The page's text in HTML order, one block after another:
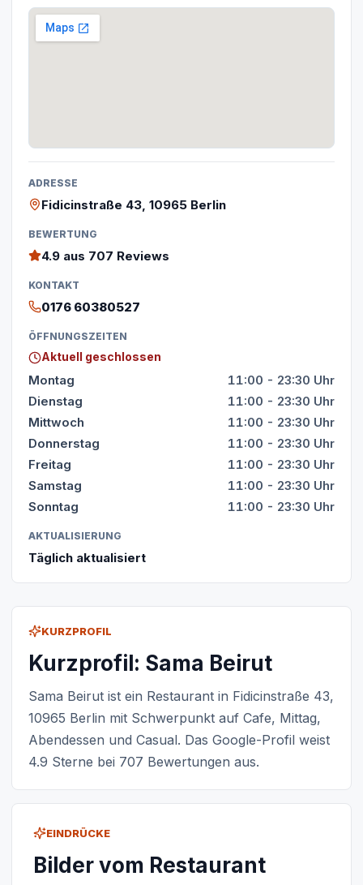
KURZPROFIL
Kurzprofil: Sama Beirut
Sama Beirut ist ein Restaurant in Fidicinstraße 43,
10965 Berlin mit Schwerpunkt auf Cafe, Mittag,
Abendessen und Casual. Das Google-Profil weist
4.9 Sterne bei 707 Bewertungen aus.
EINDRÜCKE
Bilder vom Restaurant
ADRESSE
Fidicinstraße 43, 10965 Berlin
BEWERTUNG
4.9 aus 707 Reviews
KONTAKT
0176 60380527
ÖFFNUNGSZEITEN
Aktuell geschlossen
Montag
11:00 - 23:30 Uhr
Dienstag
11:00 - 23:30 Uhr
Mittwoch
11:00 - 23:30 Uhr
Donnerstag
11:00 - 23:30 Uhr
Freitag
11:00 - 23:30 Uhr
Samstag
11:00 - 23:30 Uhr
Sonntag
11:00 - 23:30 Uhr
AKTUALISIERUNG
Täglich aktualisiert